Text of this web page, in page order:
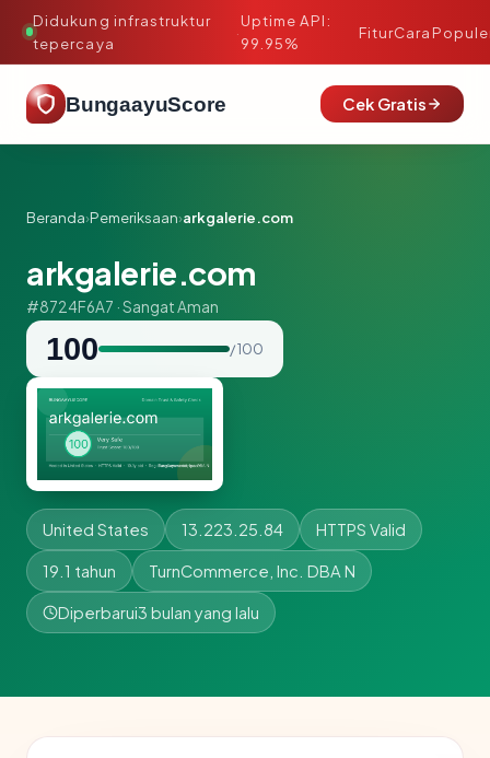
Didukung infrastruktur
tepercaya
·
Uptime API:
99.95%
FiturCara
BungaayuScore Cek Gratis
Beranda›Pemeriksaan›arkgalerie.com
arkgalerie.com
#8724F6A7 · Sangat Aman
100 / 100
United States 13.223.25.84 HTTPS Valid
19.1 tahun TurnCommerce, Inc. DBA N
Diperbarui3 bulan yang lalu